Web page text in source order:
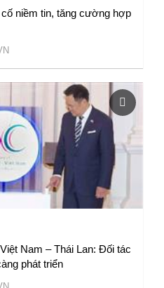
niềm tin, tăng cường hợp
Nam – Thái Lan: Đối tác
phát triển